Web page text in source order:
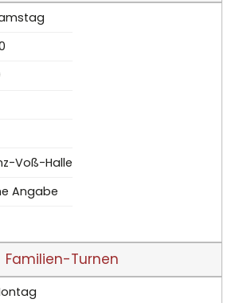
Voß-Halle
Angabe
Familien-Turnen